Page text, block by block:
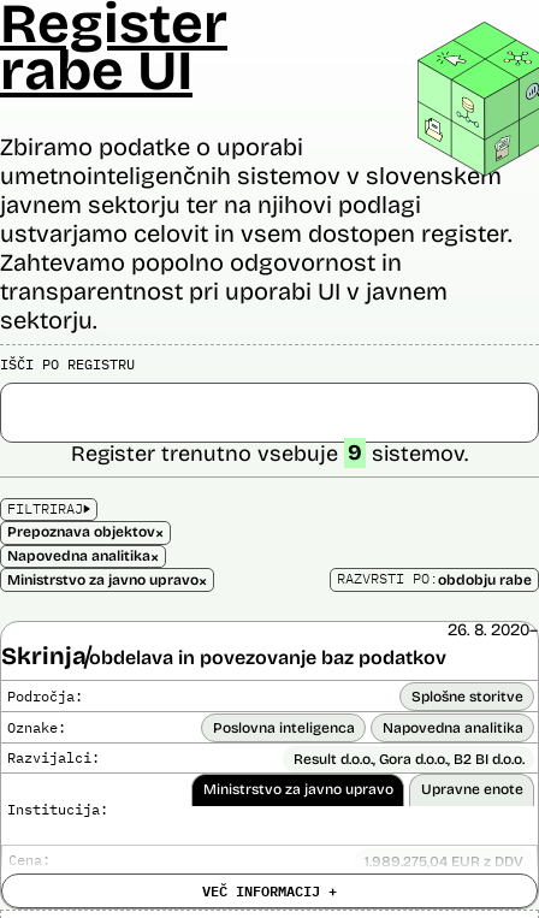
Register
rabe UI
Zbiramo podatke o uporabi
umetnointeligenčnih sistemov v slovenskem
javnem sektorju ter na njihovi podlagi
ustvarjamo celovit in vsem dostopen register.
Zahtevamo popolno odgovornost in
transparentnost pri uporabi UI v javnem
sektorju.
IŠČI PO REGISTRU
FILTRIRAJ
Prepoznava objektov×
Napovedna analitika×
Ministrstvo za javno upravo×
Register trenutno vsebuje 9 sistemov.
RAZVRSTI PO:obdobju rabe
Skrinjaobdelava in povezovanje baz podatkov
26. 8. 2020–
Področja: Splošne storitve
Oznake: Poslovna inteligenca Napovedna analitika
Razvijalci: Result d.o.o., Gora d.o.o., B2 BI d.o.o.
Institucija:
Ministrstvo za javno upravo Upravne enote
Cena: 1.989.275,04 EUR z DDV
Analiza učinka na človekove pravice
opravljena:
VEČ INFORMACIJ +